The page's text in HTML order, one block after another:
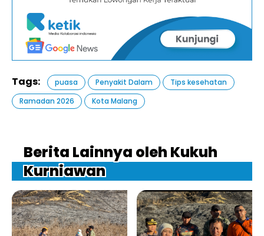
Tags: puasa Penyakit Dalam
Tips kesehatan
Ramadan 2026
Kota Malang
Berita Lainnya oleh Kukuh
Kurniawan